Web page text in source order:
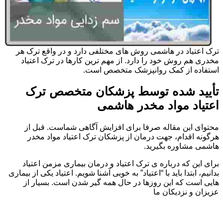
ترک اعتیاد در هاشمی روش های مختلفی دارد و در واقع ترک هر
مخدری هم روش خود را دارد. از مهم ترین کارها در ترک اعتیاد
استفاده از کمک روانپزشک متخصص است.
تأیید شده توسط پزشکان متخصص ترک
اعتیاد مواد مخدر هاشمی
محتوای این مقاله صرفا برای افزایش آگاهی شماست. قبل از
هرگونه اقدام، جهت درمان از پزشکان ترک اعتیاد مواد مخدر
هاشمی مشاوره بگیرید.
برای این که درباره ی ترک اعتیاد و درمان بیماری مزمن اعتیاد
بدانیم، ابتدا باید با “اعتیاد” به خوبی آشنا شویم. اعتیاد یکی از بیماری
هایی است که این روزها در حال همه گیر شدن است. بسیار از
عزیزان و نزدیکان ما